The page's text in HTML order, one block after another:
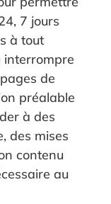
7 jours
à tout
interrompre
de
préalable
à des
des mises
contenu
au